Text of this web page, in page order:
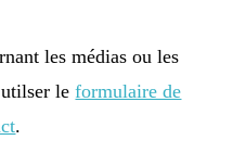
les médias ou les
utilser leformulaire de
.